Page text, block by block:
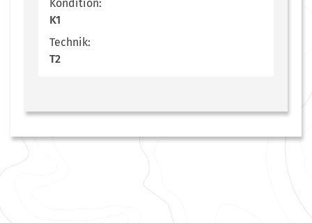
Kondition:
K1
Technik:
T2